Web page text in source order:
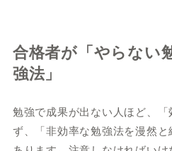
合格者が「やらない
強法」
勉強で成果が出ない人ほど、
ず、「非効率な勉強法を漫然